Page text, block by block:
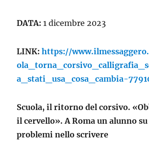
DATA: 1 dicembre 2023
LINK:https://
a_stati_usa_cosa_cambia-
Scuola, il ritorno del corsivo.
il cervello». A Roma un alunno su
problemi nello scrivere